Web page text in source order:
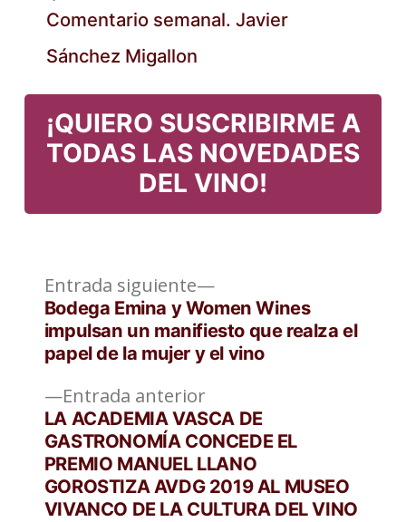
en
Etiquetas:
Comentario semanal. Javier
Sánchez Migallon
¡QUIERO SUSCRIBIRME A
TODAS LAS NOVEDADES
DEL VINO!
Navegación
de
entradas
Entrada anteriorEntrada
anterior:
LA ACADEMIA VASCA DE
GASTRONOMÍA CONCEDE EL
PREMIO MANUEL LLANO
GOROSTIZA AVDG 2019 AL MUSEO
VIVANCO DE LA CULTURA DEL VINO
Entrada siguiente
Entrada
siguiente:
Bodega Emina y Women Wines
impulsan un manifiesto que realza el
papel de la mujer y el vino